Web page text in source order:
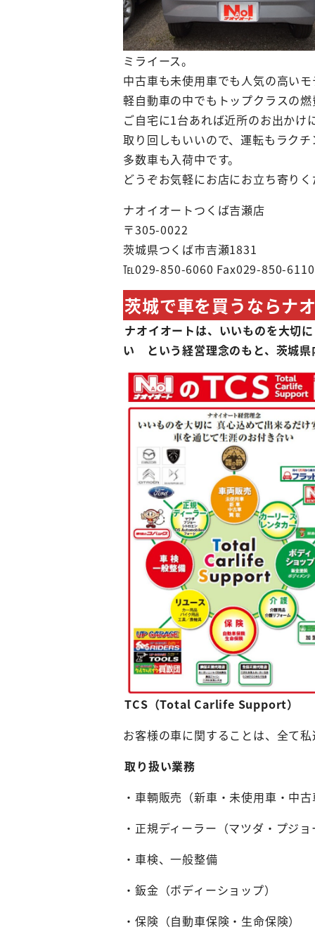
ミライース。
中古車も未使用車でも人気の高い
軽自動車の中でもトップクラスの
ご自宅に1台あれば近所のお出かけ
取り回しもいいので、運転もラクチ
多数車も入荷中です。
どうぞお気軽にお店にお立ち寄り
ナオイオートつくば吉瀬店
〒305-0022
茨城県つくば市吉瀬1831
℡029-850-6060 Fax029-850-6110
茨城で車を買うならナ
ナオイオートは、いいものを大切
い という経営理念のもと、茨城県
TCS（Total Carlife Support）
お客様の車に関することは、全て
取り扱い業務
・車輌販売（新車・未使用車・中
・正規ディーラー（マツダ・プジ
・車検、一般整備
・鈑金（ボディーショップ）
・保険（自動車保険・生命保険）